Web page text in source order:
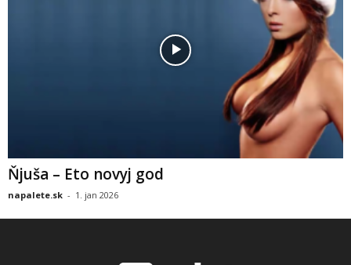
Ňjuša – Eto novyj god
napalete.sk - 1. jan 2026